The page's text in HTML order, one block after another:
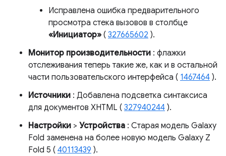
Исправлена ​​ошибка предварительного
просмотра стека вызовов в столбце
«Инициатор» ( 327665602 ).
Монитор производительности : флажки
отслеживания теперь такие же, как и в остальной
части пользовательского интерфейса ( 1467464 ).
Источники : Добавлена ​​подсветка синтаксиса
для документов XHTML ( 327940244 ).
Настройки > Устройства : Старая модель Galaxy
Fold заменена на более новую модель Galaxy Z
Fold 5 ( 40113439 ).